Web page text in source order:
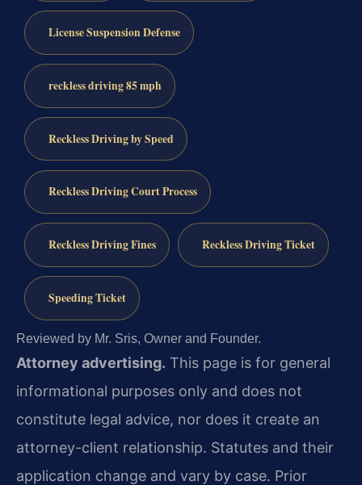
License Suspension Defense
reckless driving 85 mph
Reckless Driving by Speed
Reckless Driving Court Process
Reckless Driving Fines Reckless Driving Ticket
Speeding Ticket
Reviewed by Mr. Sris, Owner and Founder.
Attorney advertising. This page is for general
informational purposes only and does not
constitute legal advice, nor does it create an
attorney-client relationship. Statutes and their
application change and vary by case. Prior